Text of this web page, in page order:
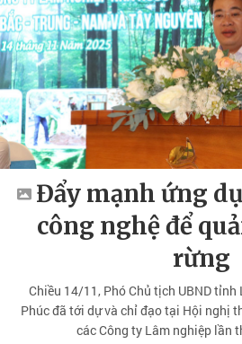
Đẩy mạnh ứng
công nghệ để
rừng
Chiều 14/11, Phó Chủ tịch UBND
Phúc đã tới dự và chỉ đạo tại Hội nghị
các Công ty Lâm nghiệp lần